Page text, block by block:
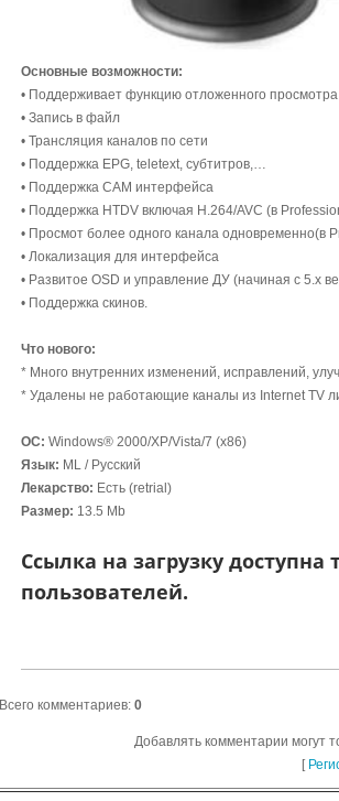
Основные возможности:
• Поддерживает функцию отложенного
• Запись в файл
• Трансляция каналов по сети
• Поддержка EPG, teletext, субтитров,…
• Поддержка CAM интерфейса
• Поддержка HTDV включая H.264/AVC (в
• Просмот более одного канала одновременно(в
• Локализация для интерфейса
• Развитое OSD и управление ДУ (начиная с 5.x
• Поддержка скинов.
Что нового:
* Много внутренних изменений, исправлений,
* Удалены не работающие каналы из Internet TV
ОС: Windows® 2000/XP/Vista/7 (x86)
Язык: ML / Русский
Лекарство: Есть (retrial)
Размер: 13.5 Мb
Ссылка на загрузку доступна
пользователей.
Всего комментариев: 0
Добавлять комментарии могут
[